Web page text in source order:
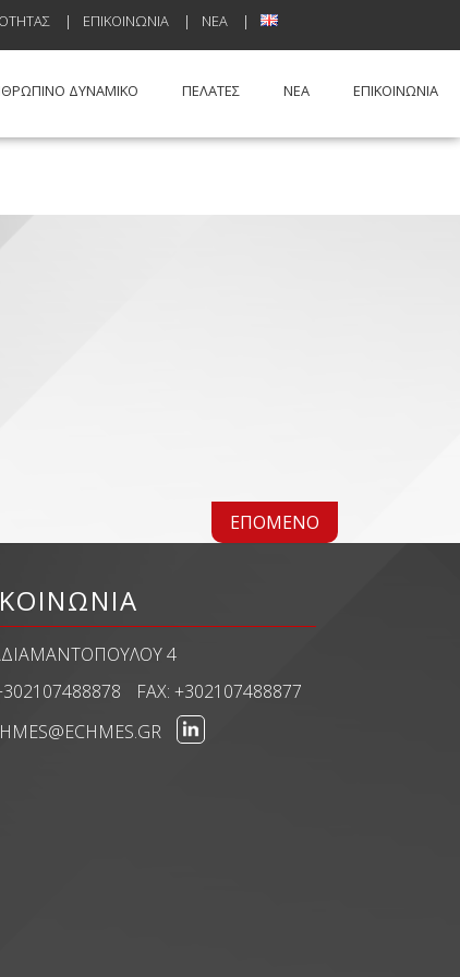
ΕΠΙΚΟΙΝΩΝΊΑ ΝΈΑ
ΔΥΝΑΜΙΚΌ ΠΕΛΑΤΕΣ NEA ΕΠΙΚΟΙΝΩΝΙΑ
ΕΠΌΜΕΝΟ
4
FAX: +302107488877